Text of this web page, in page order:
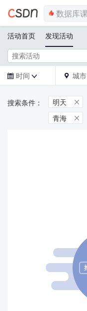
活动首页 发现活动
 时间   城市
明天 
青海 